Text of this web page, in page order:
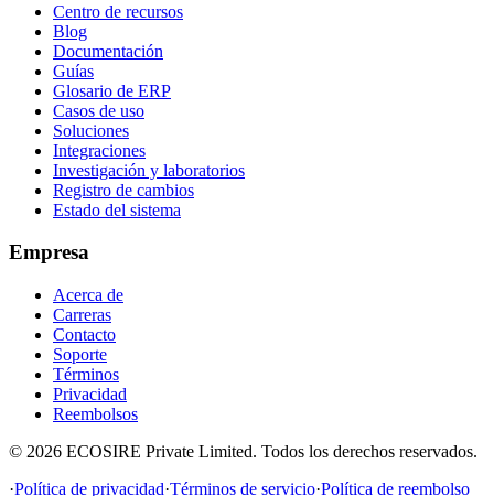
Centro de recursos
Blog
Documentación
Guías
Glosario de ERP
Casos de uso
Soluciones
Integraciones
Investigación y laboratorios
Registro de cambios
Estado del sistema
Empresa
Acerca de
Carreras
Contacto
Soporte
Términos
Privacidad
Reembolsos
© 2026 ECOSIRE Private Limited. Todos los derechos reservados.
·Política de privacidad·Términos de servicio·Política de reembolso